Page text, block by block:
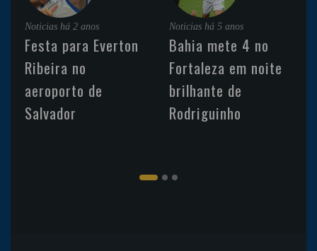
Noticias há 2 anos
Festa para Everton
Ribeira no
aeroporto de
Salvador
Noticias há 5 anos
Bahia mete 4 no
Fortaleza em noite
brilhante de
Rodriguinho